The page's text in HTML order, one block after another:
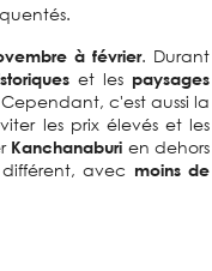
à février. Durant
et les paysages
c'est aussi la
les prix élevés et les
Kanchanaburi en dehors
avec moins de